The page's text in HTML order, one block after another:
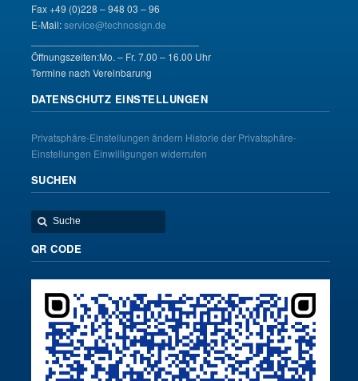
Fax +49 (0)228 – 948 03 – 96
E-Mail:service@technosign.de
Öffnungszeiten:Mo. – Fr. 7.00 – 16.00 Uhr
Termine nach Vereinbarung
DATENSCHUTZ EINSTELLUNGEN
Privatsphäre-Einstellungen ändern Historie der Privatsphäre-
Einstellungen Einwilligungen widerrufen
SUCHEN
QR CODE